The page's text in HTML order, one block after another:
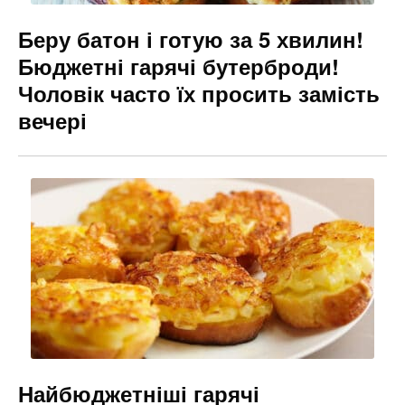
Беру батон і готую за 5 хвилин!
Бюджетні гарячі бутерброди!
Чоловік часто їх просить замість
вечері
Найбюджетніші гарячі